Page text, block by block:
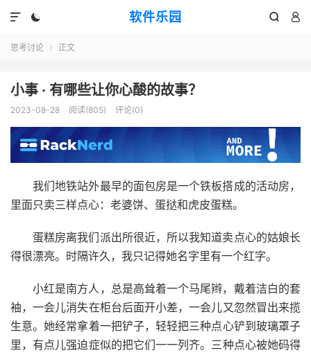
软件乐园 
 

思考讨论  正文
小事 · 有哪些让你心酸的故事？
2023-08-28 阅读(805) 评论(0)
我们地铁站外最早的面包房是一个铁板搭成的活动房，
里面只卖三样点心：老婆饼、蛋挞和虎皮蛋糕。
蛋糕房离我们派出所很近，所以我知道卖点心的姑娘长
得很漂亮。时隔许久，我只记得她名字里有一个红字。
小红是南方人，总是高耸着一个马尾辫，戴着洁白的套
袖，一会儿消失在柜台后面开小差，一会儿又忽然冒出来揽
生意。她经常拿着一把铲子，轻轻把三种点心铲到玻璃罩子
里，有点儿强迫症似的把它们一一列齐。三种点心被她码得